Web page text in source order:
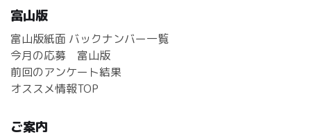
富山版
富山版紙面 バックナンバー一覧
今月の応募 富山版
前回のアンケート結果
オススメ情報TOP
ご案内